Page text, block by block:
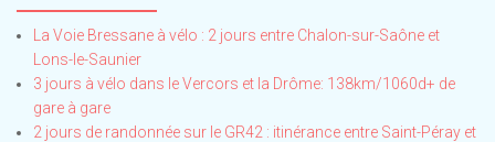
La Voie Bressane à vélo : 2 jours entre Chalon-sur-Saône et
Lons-le-Saunier
3 jours à vélo dans le Vercors et la Drôme: 138km/1060d+ de
gare à gare
2 jours de randonnée sur le GR42 : itinérance entre Saint-Péray et